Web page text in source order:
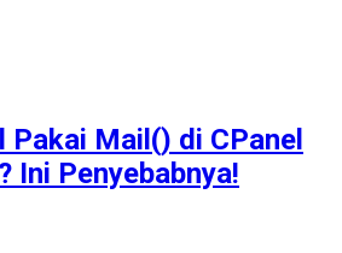
Pakai Mail() di CPanel
Ini Penyebabnya!